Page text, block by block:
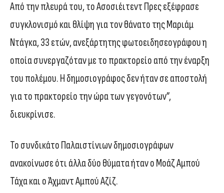
Από την πλευρά του, το Ασοσιέιτεντ Πρες εξέφρασε
συγκλονισμό και θλίψη για τον θάνατο της Μαριάμ
Ντάγκα, 33 ετών, ανεξάρτητης φωτοειδησεογράφου η
οποία συνεργαζόταν με το πρακτορείο από την έναρξη
του πολέμου. Η δημοσιογράφος δεν ήταν σε αποστολή
για το πρακτορείο την ώρα των γεγονότων”,
διευκρίνισε.
Το συνδικάτο Παλαιστίνιων δημοσιογράφων
ανακοίνωσε ότι άλλα δύο θύματα ήταν ο Μοάζ Αμπού
Τάχα και ο Άχμαντ Αμπού Αζίζ.